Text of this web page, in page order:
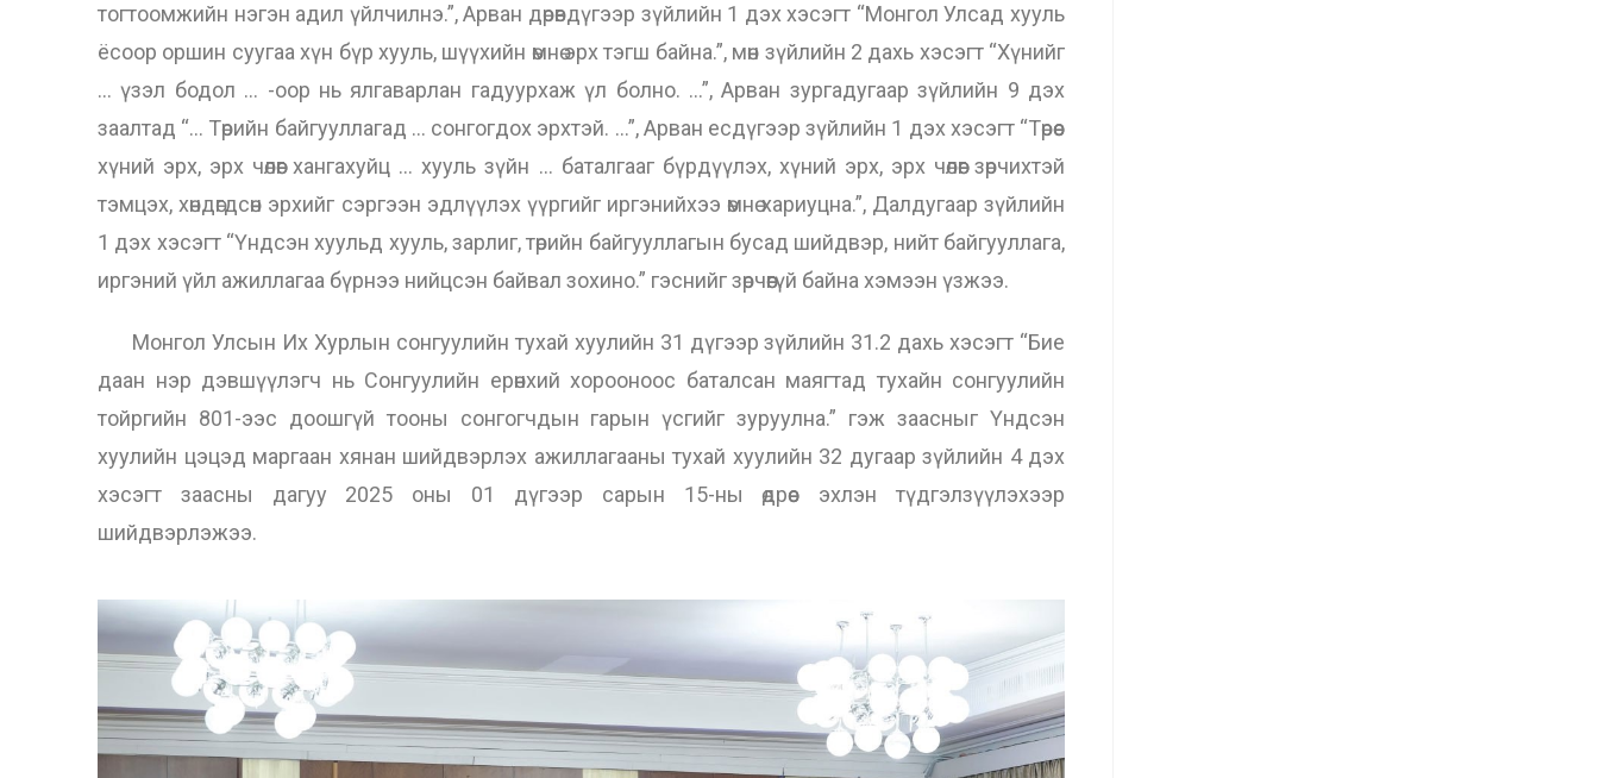
тогтоомжийн нэгэн адил үйлчилнэ.”, Арван дөрөвдүгээр зүйлийн 1 дэх хэсэгт “Монгол Улсад хууль
ёсоор оршин суугаа хүн бүр хууль, шүүхийн өмнө эрх тэгш байна.”, мөн зүйлийн 2 дахь хэсэгт “Хүнийг
… үзэл бодол … -оор нь ялгаварлан гадуурхаж үл болно. …”, Арван зургадугаар зүйлийн 9 дэх
заалтад “… Төрийн байгууллагад … сонгогдох эрхтэй. …”, Арван есдүгээр зүйлийн 1 дэх хэсэгт “Төрөөс
хүний эрх, эрх чөлөөг хангахуйц … хууль зүйн … баталгааг бүрдүүлэх, хүний эрх, эрх чөлөөг зөрчихтэй
тэмцэх, хөндөгдсөн эрхийг сэргээн эдлүүлэх үүргийг иргэнийхээ өмнө хариуцна.”, Далдугаар зүйлийн
1 дэх хэсэгт “Үндсэн хуульд хууль, зарлиг, төрийн байгууллагын бусад шийдвэр, нийт байгууллага,
иргэний үйл ажиллагаа бүрнээ нийцсэн байвал зохино.” гэснийг зөрчөөгүй байна хэмээн үзжээ.
Монгол Улсын Их Хурлын сонгуулийн тухай хуулийн 31 дүгээр зүйлийн 31.2 дахь хэсэгт “Бие
даан нэр дэвшүүлэгч нь Сонгуулийн ерөнхий хорооноос баталсан маягтад тухайн сонгуулийн
тойргийн 801-ээс доошгүй тооны сонгогчдын гарын үсгийг зуруулна.” гэж заасныг Үндсэн
хуулийн цэцэд маргаан хянан шийдвэрлэх ажиллагааны тухай хуулийн 32 дугаар зүйлийн 4 дэх
хэсэгт заасны дагуу 2025 оны 01 дүгээр сарын 15-ны өдрөөс эхлэн түдгэлзүүлэхээр
шийдвэрлэжээ.